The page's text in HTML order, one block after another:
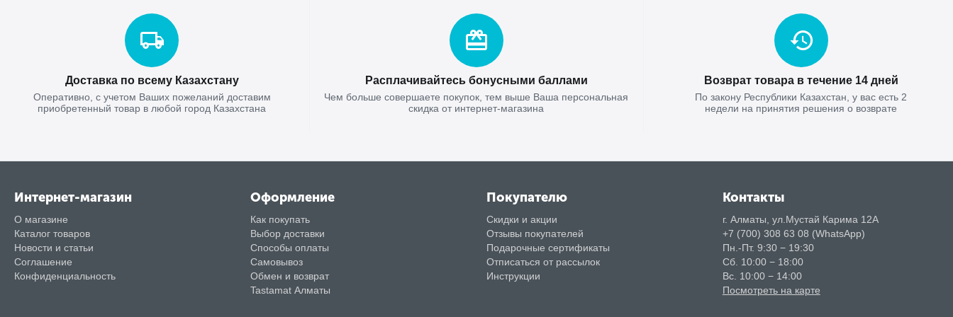
Доставка по всему Казахстану
Оперативно, с учетом Ваших пожеланий доставим
приобретенный товар в любой город Казахстана
Расплачивайтесь бонусными баллами
Чем больше совершаете покупок, тем выше Ваша персональная
скидка от интернет-магазина
Возврат товара в течение 14 дней
По закону Республики Казахстан, у вас есть 2
недели на принятия решения о возврате
Интернет-магазин
О магазине
Каталог товаров
Новости и статьи
Соглашение
Конфиденциальность
Оформление
Как покупать
Выбор доставки
Способы оплаты
Самовывоз
Обмен и возврат
Tastamat Алматы
Покупателю
Скидки и акции
Отзывы покупателей
Подарочные сертификаты
Отписаться от рассылок
Инструкции
Контакты
г. Алматы, ул.Мустай Карима 12А
+7 (700) 308 63 08 (WhatsApp)
Пн.-Пт. 9:30 − 19:30
Сб. 10:00 − 18:00
Вс. 10:00 − 14:00
Посмотреть на карте